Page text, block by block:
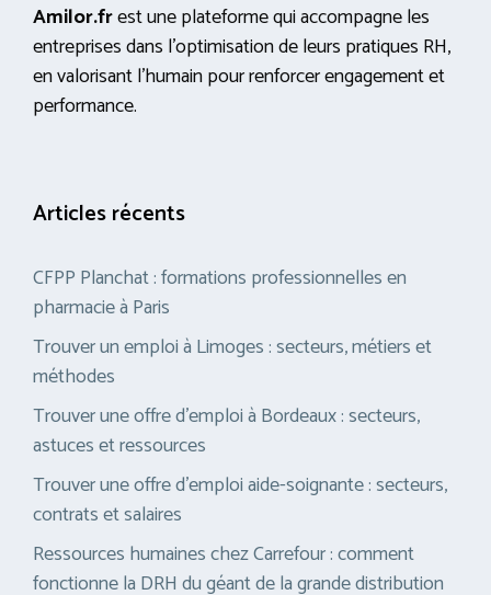
Amilor.frest une plateforme qui accompagne les
entreprises dans l’optimisation de leurs pratiques RH,
en valorisant l’humain pour renforcer engagement et
performance.
Articles récents
CFPP Planchat : formations professionnelles en
pharmacie à Paris
Trouver un emploi à Limoges : secteurs, métiers et
méthodes
Trouver une offre d’emploi à Bordeaux : secteurs,
astuces et ressources
Trouver une offre d’emploi aide-soignante : secteurs,
contrats et salaires
Ressources humaines chez Carrefour : comment
fonctionne la DRH du géant de la grande distribution